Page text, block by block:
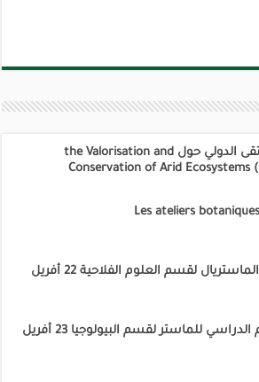
إعلان عن الملتقى الدولي حول the Valorisation and
Conservation of Arid Ecosystems
Les ateliers
إعلان عن يوم الماستريال لقسم العلوم الفلاحية 22 أفريل
إعلان عن اليوم الدراسي للماستر لقسم البيولوجيا 23 أفريل